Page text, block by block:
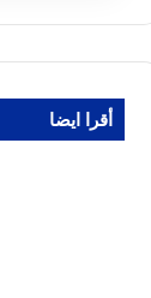
أقرا ايضا